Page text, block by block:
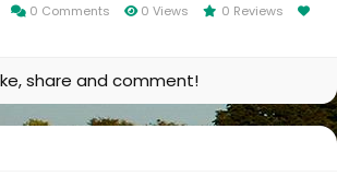
0 Comments 0 Views
0 Reviews
share and comment!